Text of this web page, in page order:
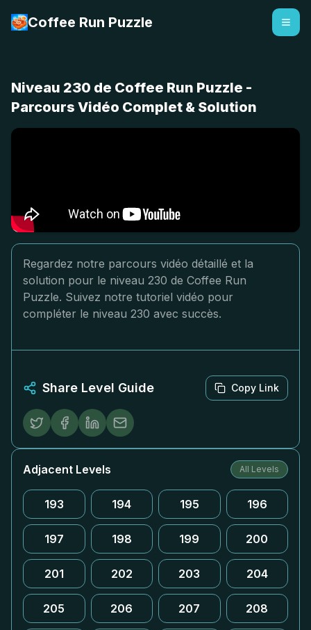
Coffee Run Puzzle
Niveau 230 de Coffee Run Puzzle -
Parcours Vidéo Complet & Solution
Regardez notre parcours vidéo détaillé et la
solution pour le niveau 230 de Coffee Run
Puzzle. Suivez notre tutoriel vidéo pour
compléter le niveau 230 avec succès.
Share Level Guide Copy Link
Adjacent Levels All Levels
193 194 195 196
197 198 199 200
201 202 203 204
205 206 207 208